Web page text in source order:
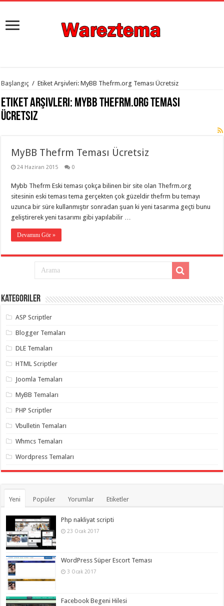
istanbul
evden
eve
taşımacılık,
gaziantep
taşımacılık
evden
gaziantep
evden
taşımacılık,
evden
taşımacılık,
gaziantep
eve
taşımacılık,
gaziantep
eve
gaziantep
eve
evden
eve
taşımacılık
,
gaziantep
asansörlü
taşıma,
gaziantep
evden
taşımacılık,
organizasyon ,
organizasyon,
organizasyon,
organizasyon
gaziantep
organizasyon,
organizasyon,
gaziantep
palyaço,
twitter
takipçi
hilesi,
twitter
takipçi
hilesi,
instagram
hilesi,
Başlangıç / Etiket Arşivleri: MyBB Thefrm.org Teması Ücretsiz
Etiket Arşivleri: MyBB Thefrm.org Teması
Ücretsiz
MyBB Thefrm Teması Ücretsiz
24 Haziran 2015 0
Mybb Thefrm Eski teması çokça bilinen bir site olan Thefrm.org
sitesinin eski teması tema gerçekten çok güzeldir thefrm bu temayı
uzunca bir süre kullanmıştır sonradan şuan ki yeni tasarıma geçti bunu
geliştirerek yeni tasarımı gibi yapılabilir …
Devamını Gör »
Kategoriler
ASP Scriptler
Blogger Temaları
DLE Temaları
HTML Scriptler
Joomla Temaları
MyBB Temaları
PHP Scriptler
Vbulletin Temaları
Whmcs Temaları
Wordpress Temaları
Yeni Popüler Yorumlar Etiketler
Php nakliyat scripti
23 Ocak 2017
WordPress Süper Escort Teması
3 Ocak 2017
Facebook Begeni Hilesi